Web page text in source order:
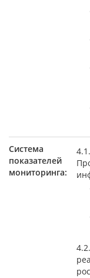
Система
показателей
мониторинга: